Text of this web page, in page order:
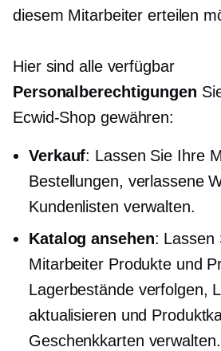
diesem Mitarbeiter erteilen
Hier sind alle verfügbar
Personalberechtigungen
Ecwid-Shop gewähren:
Verkauf: Lassen Sie Ihre
Bestellungen, verlassene
Kundenlisten verwalten.
Katalog ansehen: Lassen
Mitarbeiter Produkte und
Lagerbestände verfolgen,
aktualisieren und
Geschenkkarten verwalten.